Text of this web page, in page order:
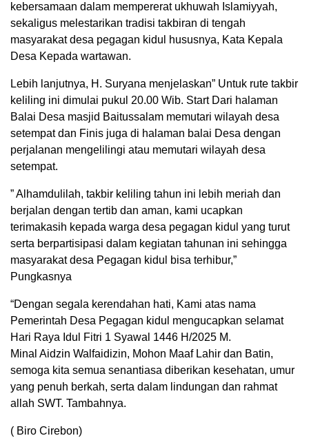
kebersamaan dalam mempererat ukhuwah Islamiyyah,
sekaligus melestarikan tradisi takbiran di tengah
masyarakat desa pegagan kidul hususnya, Kata Kepala
Desa Kepada wartawan.
Lebih lanjutnya, H. Suryana menjelaskan” Untuk rute takbir
keliling ini dimulai pukul 20.00 Wib. Start Dari halaman
Balai Desa masjid Baitussalam memutari wilayah desa
setempat dan Finis juga di halaman balai Desa dengan
perjalanan mengelilingi atau memutari wilayah desa
setempat.
” Alhamdulilah, takbir keliling tahun ini lebih meriah dan
berjalan dengan tertib dan aman, kami ucapkan
terimakasih kepada warga desa pegagan kidul yang turut
serta berpartisipasi dalam kegiatan tahunan ini sehingga
masyarakat desa Pegagan kidul bisa terhibur,”
Pungkasnya
“Dengan segala kerendahan hati, Kami atas nama
Pemerintah Desa Pegagan kidul mengucapkan selamat
Hari Raya Idul Fitri 1 Syawal 1446 H/2025 M.
Minal Aidzin Walfaidizin, Mohon Maaf Lahir dan Batin,
semoga kita semua senantiasa diberikan kesehatan, umur
yang penuh berkah, serta dalam lindungan dan rahmat
allah SWT. Tambahnya.
( Biro Cirebon)